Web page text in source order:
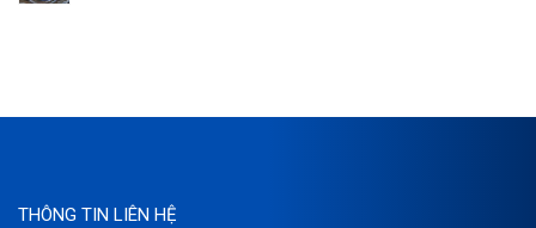
THÔNG TIN LIÊN HỆ